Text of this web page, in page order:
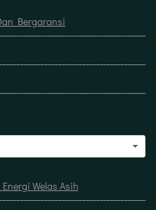
Bergaransi
Welas Asih